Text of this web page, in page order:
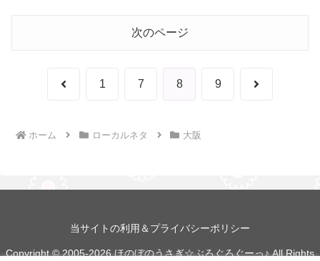
次のページ
前 1 7 8 9 次
ホーム ローカルネタ 大阪
当サイトの利用＆プライバシーポリシー
Copyright © 2005-2026 ほのぼのうさぎ☆ぶろぐろぐーっ♪ All Rights